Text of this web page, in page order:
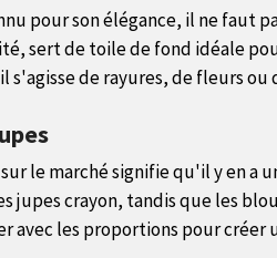
pour son élégance, il ne faut
sert de toile de fond idéale
de rayures, de fleurs
le marché signifie qu'il y en
jupes crayon, tandis que les
avec les proportions pour